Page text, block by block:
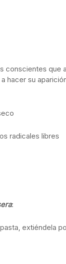
conscientes que
hacer su
radicales libres
:
extiéndela